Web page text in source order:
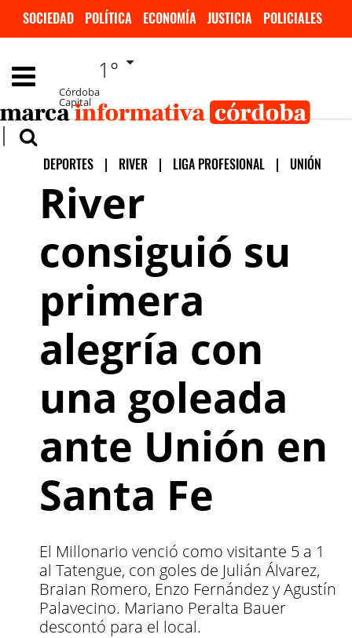
SOCIEDAD POLÍTICA ECONOMÍA JUSTICIA
POLICIALES
INVESTIGACIÓN
1°
Córdoba
Capital
DEPORTES | RIVER | LIGA PROFESIONAL | UNIÓN
River
consiguió su
primera
alegría con
una goleada
ante Unión en
Santa Fe
El Millonario venció como visitante 5 a 1
al Tatengue, con goles de Julián Álvarez,
Braian Romero, Enzo Fernández y Agustín
Palavecino. Mariano Peralta Bauer
descontó para el local.